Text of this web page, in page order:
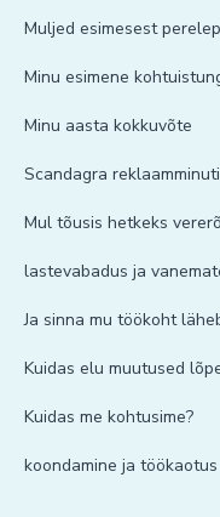
Muljed esimesest
Minu esimene
Minu aasta kokkuvõte
Scandagra
Mul tõusis hetkeks
lastevabadus ja
Ja sinna mu töökoht
Kuidas elu muutused
Kuidas me kohtusime?
koondamine ja töökaotus